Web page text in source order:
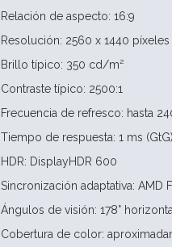
Relación de aspecto: 16:9
Resolución: 2560 x 1440 píxeles
Brillo típico: 350 cd/m²
Contraste típico: 2500:1
Frecuencia de refresco: hasta
Tiempo de respuesta: 1 ms (GtG)
HDR: DisplayHDR 600
Sincronización adaptativa: AMD
Ángulos de visión: 178°
Cobertura de color: